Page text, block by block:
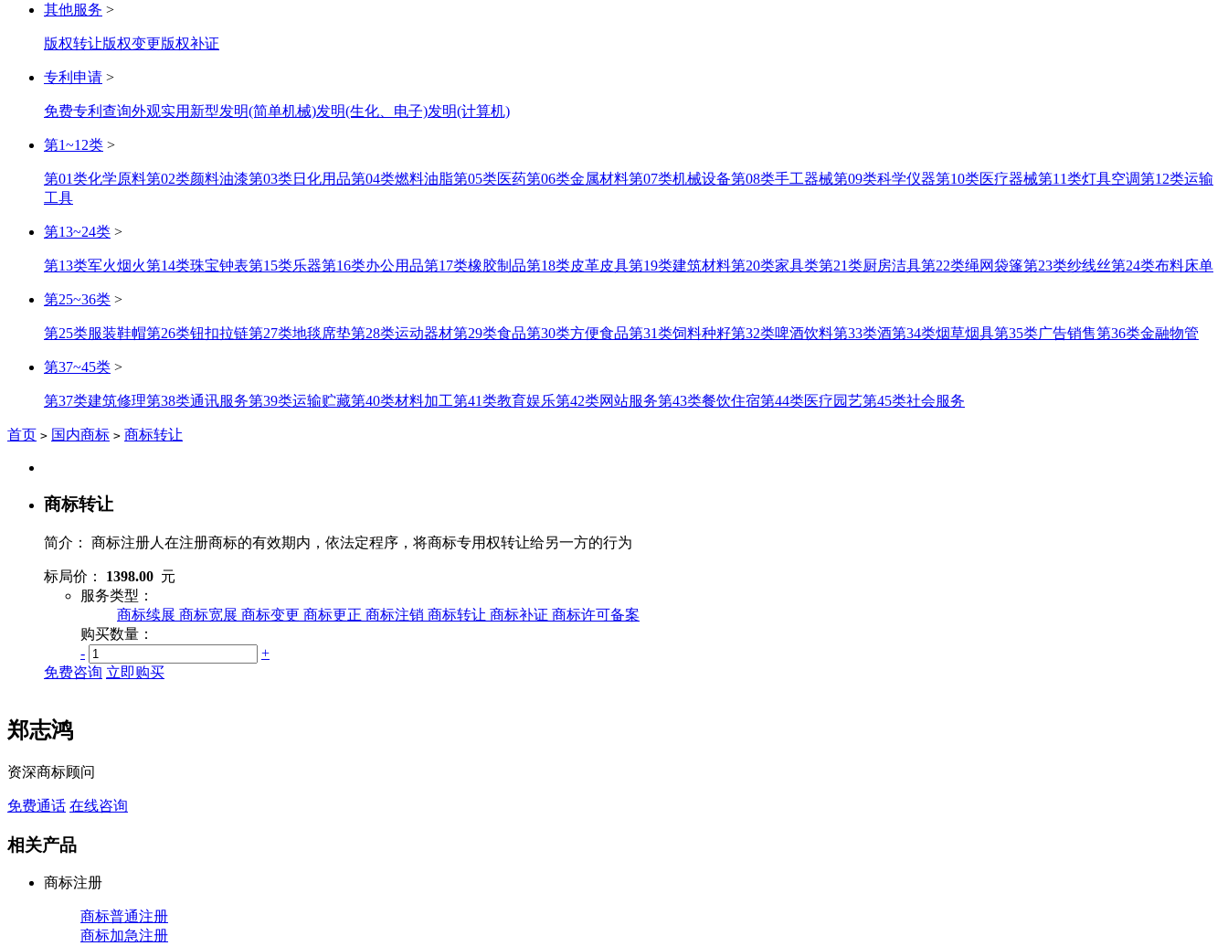
其他服务 >
版权转让版权变更版权补证
专利申请 >
免费专利查询外观实用新型发明(简单机械)发明(生化、电子)发明(计算机)
第1~12类 >
第01类化学原料第02类颜料油漆第03类日化用品第04类燃料油脂第05类医药第06类金属材料第07类机械设备第08类手工器械第09类科学仪器第10类医疗器械第11类灯具空调第12类运输
工具
第13~24类 >
第13类军火烟火第14类珠宝钟表第15类乐器第16类办公用品第17类橡胶制品第18类皮革皮具第19类建筑材料第20类家具类第21类厨房洁具第22类绳网袋篷第23类纱线丝第24类布料床单
第25~36类 >
第25类服装鞋帽第26类钮扣拉链第27类地毯席垫第28类运动器材第29类食品第30类方便食品第31类饲料种籽第32类啤酒饮料第33类酒第34类烟草烟具第35类广告销售第36类金融物管
第37~45类 >
第37类建筑修理第38类通讯服务第39类运输贮藏第40类材料加工第41类教育娱乐第42类网站服务第43类餐饮住宿第44类医疗园艺第45类社会服务
首页 > 国内商标 > 商标转让
商标转让
简介： 商标注册人在注册商标的有效期内，依法定程序，将商标专用权转让给另一方的行为
标局价： 1398.00 元
服务类型：
商标续展 商标宽展 商标变更 商标更正 商标注销 商标转让 商标补证 商标许可备案
购买数量：
-
+
免费咨询 立即购买
郑志鸿
资深商标顾问
免费通话 在线咨询
相关产品
商标注册
商标普通注册
商标加急注册